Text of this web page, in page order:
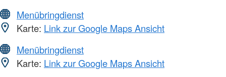
Menübringdienst
Karte: Link zur Google Maps Ansicht
Menübringdienst
Karte: Link zur Google Maps Ansicht